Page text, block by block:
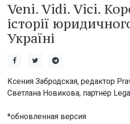
Veni. Vidi. Vici.
історії
Україні
Ксения Забродская, редактор
Светлана Новикова, партнёр
*обновленная версия